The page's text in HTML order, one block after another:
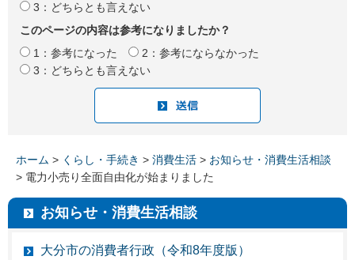
3：どちらとも言えない
このページの内容は参考になりましたか？
1：参考になった
2：参考にならなかった
3：どちらとも言えない
ホーム > くらし・手続き > 消費生活 > お知らせ・消費生活相談
> 電力小売り全面自由化が始まりました
お知らせ・消費生活相談
大分市の消費者行政（令和8年度版）